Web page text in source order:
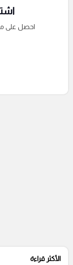
احصل على
الأكثر قراءة